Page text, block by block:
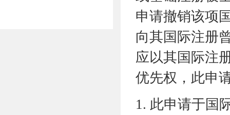
申请撤销该项
向其国际注册
应以其国际注
优先权，此申
1. 此申请于国